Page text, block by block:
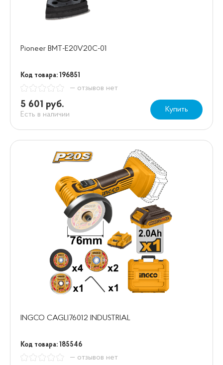
Pioneer BMT-E20V20C-01
Код товара: 196851
— отзывов нет
5 601 руб.
Есть в наличии
Купить
INGCO CAGLI76012 INDUSTRIAL
Код товара: 185546
— отзывов нет